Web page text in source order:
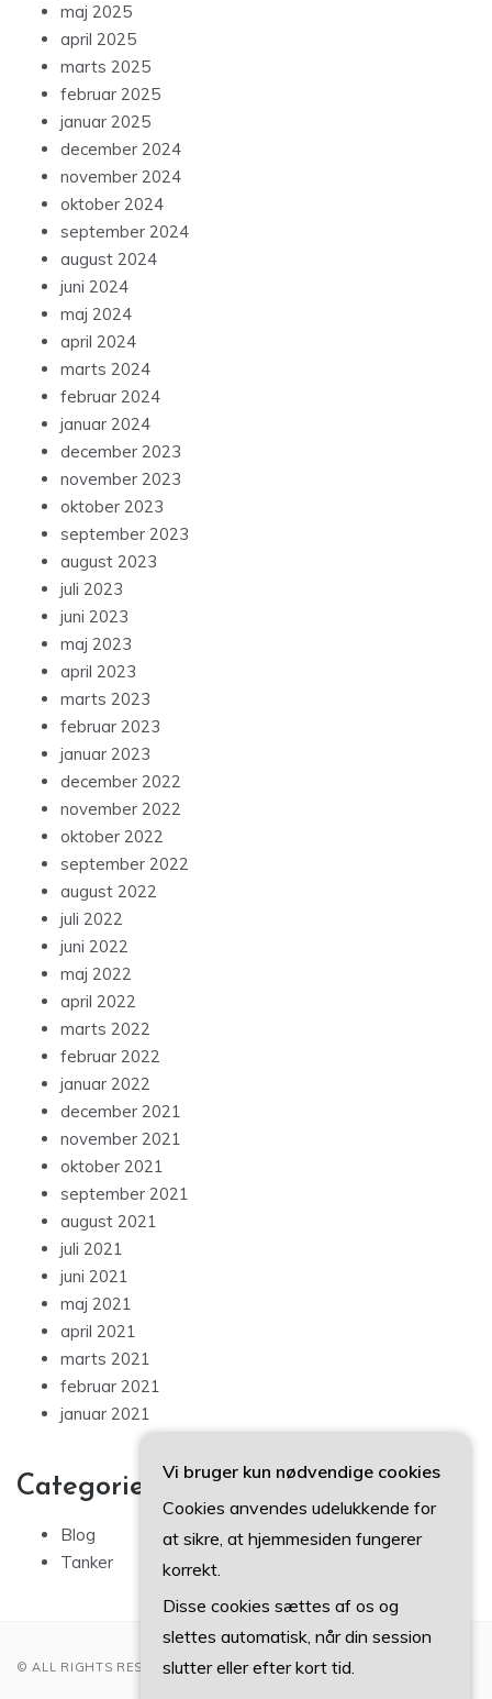
maj 2025
april 2025
marts 2025
februar 2025
januar 2025
december 2024
november 2024
oktober 2024
september 2024
august 2024
juni 2024
maj 2024
april 2024
marts 2024
februar 2024
januar 2024
december 2023
november 2023
oktober 2023
september 2023
august 2023
juli 2023
juni 2023
maj 2023
april 2023
marts 2023
februar 2023
januar 2023
december 2022
november 2022
oktober 2022
september 2022
august 2022
juli 2022
juni 2022
maj 2022
april 2022
marts 2022
februar 2022
januar 2022
december 2021
november 2021
oktober 2021
september 2021
august 2021
juli 2021
juni 2021
maj 2021
april 2021
marts 2021
februar 2021
januar 2021
Categories
Blog
Tanker
© ALL RIGHTS RESERVED 2022
Vi bruger kun nødvendige cookies
Cookies anvendes udelukkende for
at sikre, at hjemmesiden fungerer
korrekt.
Disse cookies sættes af os og
slettes automatisk, når din session
slutter eller efter kort tid.